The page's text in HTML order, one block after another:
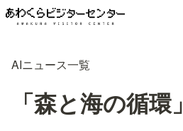
AIニュース一覧
「森と海の循環」